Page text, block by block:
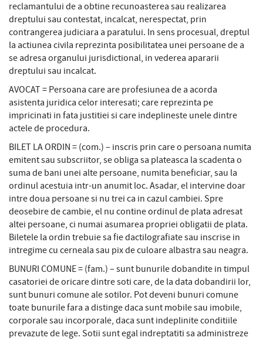
reclamantului de a obtine recunoasterea sau realizarea
dreptului sau contestat, incalcat, nerespectat, prin
contrangerea judiciara a paratului. In sens procesual, dreptul
la actiunea civila reprezinta posibilitatea unei persoane de a
se adresa organului jurisdictional, in vederea apararii
dreptului sau incalcat.
AVOCAT = Persoana care are profesiunea de a acorda
asistenta juridica celor interesati; care reprezinta pe
impricinati in fata justitiei si care indeplineste unele dintre
actele de procedura.
BILET LA ORDIN = (com.) – inscris prin care o persoana numita
emitent sau subscriitor, se obliga sa plateasca la scadenta o
suma de bani unei alte persoane, numita beneficiar, sau la
ordinul acestuia intr-un anumit loc. Asadar, el intervine doar
intre doua persoane si nu trei ca in cazul cambiei. Spre
deosebire de cambie, el nu contine ordinul de plata adresat
altei persoane, ci numai asumarea propriei obligatii de plata.
Biletele la ordin trebuie sa fie dactilografiate sau inscrise in
intregime cu cerneala sau pix de culoare albastra sau neagra.
BUNURI COMUNE = (fam.) – sunt bunurile dobandite in timpul
casatoriei de oricare dintre soti care, de la data dobandirii lor,
sunt bunuri comune ale sotilor. Pot deveni bunuri comune
toate bunurile fara a distinge daca sunt mobile sau imobile,
corporale sau incorporale, daca sunt indeplinite conditiile
prevazute de lege. Sotii sunt egal indreptatiti sa administreze